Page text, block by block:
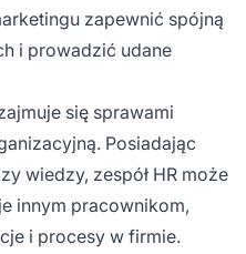
zapewnić spójną
i prowadzić udane
się sprawami
Posiadając
wiedzy, zespół HR może
innym pracownikom,
i procesy w firmie.